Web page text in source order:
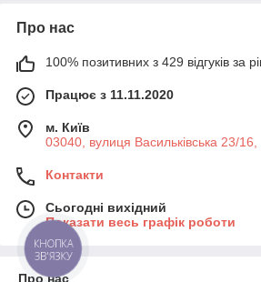
Про нас
100% позитивних з 429 відгуків за
Працює з 11.11.2020
м. Київ
03040, вулиця Васильківська 23/16,
Контакти
Сьогодні вихідний
Показати весь графік роботи
Про нас
КНОПКА
ЗВ'ЯЗКУ